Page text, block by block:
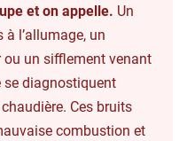
et on appelle. Un
l’allumage, un
un sifflement venant
se diagnostiquent
Ces bruits
combustion et